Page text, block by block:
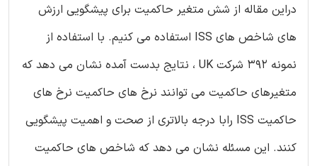
دراین مقاله از شش متغیر حاکمیت برای پیشگویی ارزش
های شاخص های ISS استفاده می کنیم. با استفاده از
نمونه 392 شرکت UK ، نتایج بدست آمده نشان می دهد که
متغیرهای حاکمیت می توانند نرخ های حاکمیت نرخ های
حاکمیت ISS رابا درجه بالاتری از صحت و اهمیت پیشگویی
کنند. این مسئله نشان می دهد که شاخص های حاکمیت